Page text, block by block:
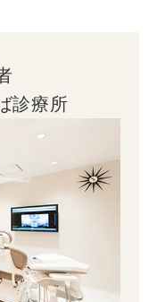
診療所